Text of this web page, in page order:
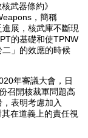
武器條約》
，簡稱
展，核武庫不斷現
的基礎和使TPNW
」的效應的時候
年審議大會，日
召開核裁軍問題高
表明考慮加入
在道義上的責任視